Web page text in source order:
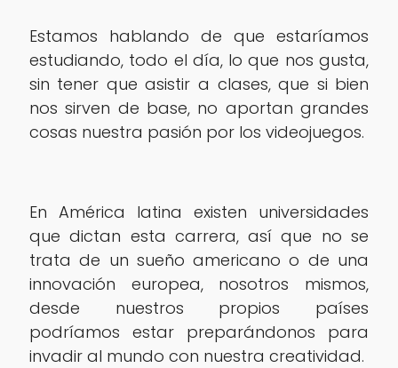
Estamos hablando de que estaríamos
estudiando, todo el día, lo que nos gusta,
sin tener que asistir a clases, que si bien
nos sirven de base, no aportan grandes
cosas nuestra pasión por los videojuegos.
En América latina existen universidades
que dictan esta carrera, así que no se
trata de un sueño americano o de una
innovación europea, nosotros mismos,
desde nuestros propios países
podríamos estar preparándonos para
invadir al mundo con nuestra creatividad.